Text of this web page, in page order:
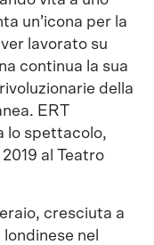
un’icona per la
lavorato su
continua la sua
della
ERT
lo spettacolo,
al Teatro
cresciuta a
nel